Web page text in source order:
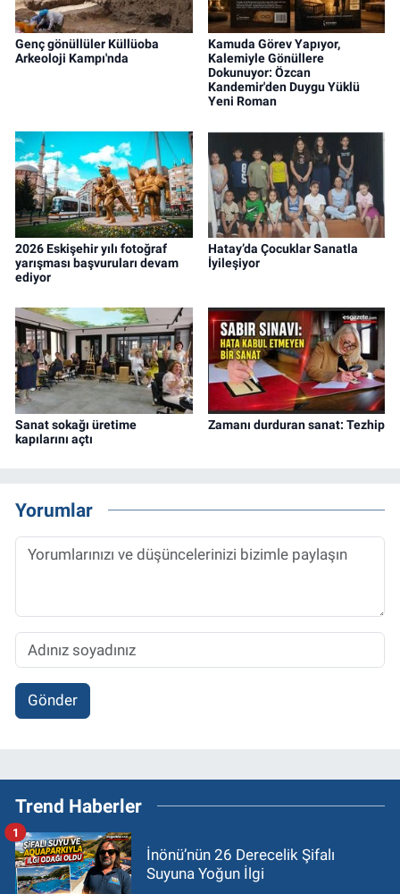
Genç gönüllüler Küllüoba
Arkeoloji Kampı'nda
Kamuda Görev Yapıyor,
Kalemiyle Gönüllere
Dokunuyor: Özcan
Kandemir'den Duygu Yüklü
Yeni Roman
2026 Eskişehir yılı fotoğraf
yarışması başvuruları devam
ediyor
Hatay’da Çocuklar Sanatla
İyileşiyor
Sanat sokağı üretime
kapılarını açtı
Zamanı durduran sanat: Tezhip
Yorumlar
Gönder
Trend Haberler
İnönü’nün 26 Derecelik Şifalı
Suyuna Yoğun İlgi
1